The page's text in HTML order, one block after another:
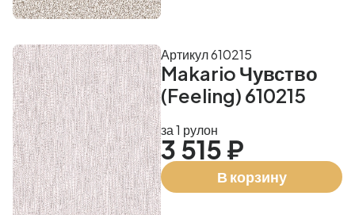
Makario Чувство
(Feeling) 610215
Артикул 610215
за 1 рулон
3 515 ₽
В корзину